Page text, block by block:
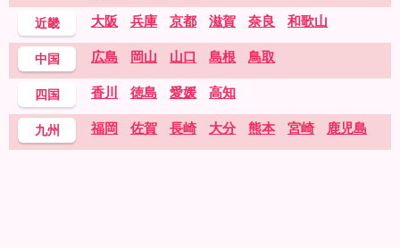
近畿 大阪 兵庫 京都 滋賀 奈良 和歌山
中国 広島 岡山 山口 島根 鳥取
四国 香川 徳島 愛媛 高知
九州 福岡 佐賀 長崎 大分 熊本 宮崎 鹿児島